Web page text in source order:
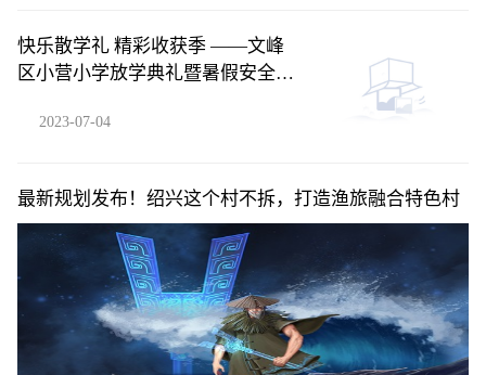
快乐散学礼 精彩收获季 ——文峰
区小营小学放学典礼暨暑假安全教
2023-07-04
最新规划发布！绍兴这个村不拆，打造渔旅融合特色村